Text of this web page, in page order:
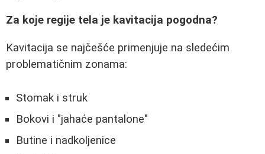
Za koje regije tela je kavitacija pogodna?
Kavitacija se najčešće primenjuje na sledećim
problematičnim zonama:
Stomak i struk
Bokovi i "jahaće pantalone"
Butine i nadkoljenice